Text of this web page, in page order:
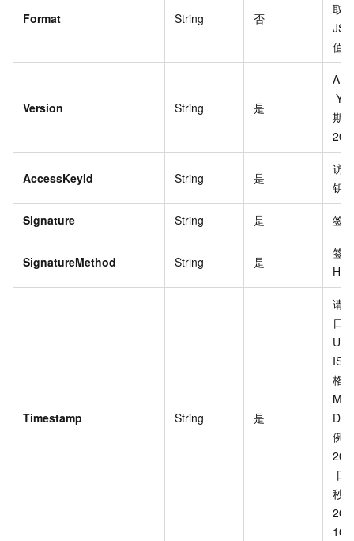
Format String 否
取
值
Version String 是
API
期
AccessKeyId String 是
访
钥
Signature String 是 签
SignatureMethod String 是
签
Timestamp String 是
请
日
UTC
格
例
日
秒